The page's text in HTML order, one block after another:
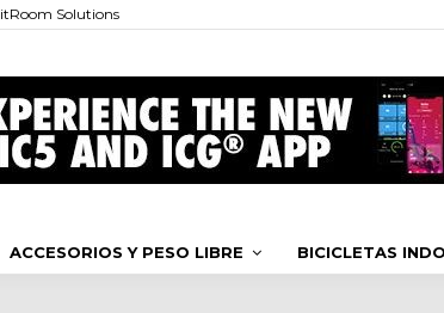
Solutions
ACCESORIOS Y PESO LIBRE BICICLETAS